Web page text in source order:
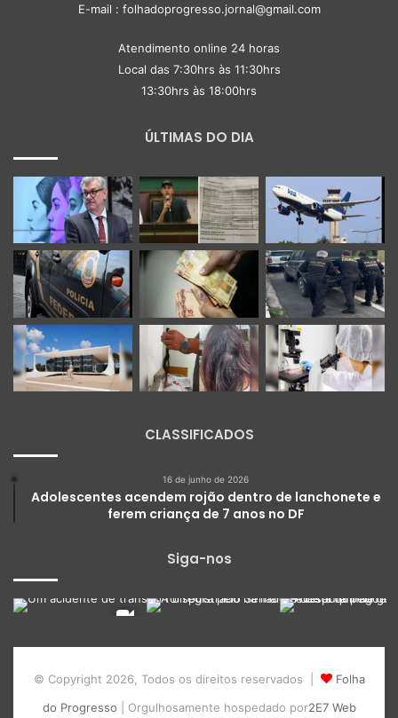
E-mail : folhadoprogresso.jornal@gmail.com
Atendimento online 24 horas
Local das 7:30hrs às 11:30hrs
13:30hrs às 18:00hrs
ÚLTIMAS DO DIA
CLASSIFICADOS
16 de junho de 2026
Adolescentes acendem rojão dentro de lanchonete e
ferem criança de 7 anos no DF
Siga-nos
© Copyright 2026, Todos os direitos reservados |
Folha
do Progresso | Orgulhosamente hospedado por2E7 Web